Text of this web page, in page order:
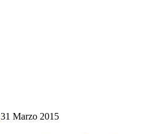
31 Marzo 2015